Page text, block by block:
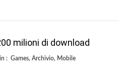
milioni di download
in : Games, Archivio, Mobile